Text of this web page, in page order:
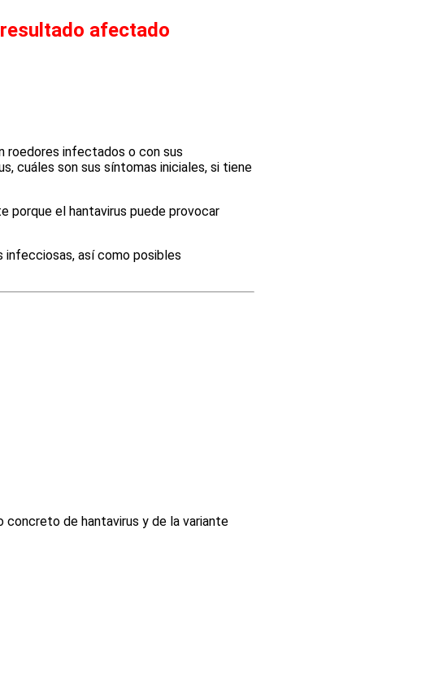
afectado
roedores infectados o con sus
cuáles son sus síntomas iniciales, si tiene
porque el hantavirus puede provocar
infecciosas, así como posibles
concreto de hantavirus y de la variante